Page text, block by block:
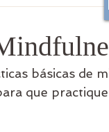
básicas de
que